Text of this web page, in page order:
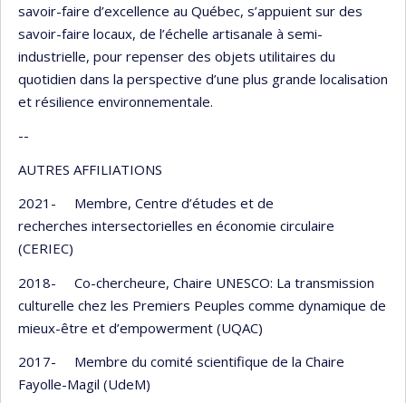
savoir-faire d’excellence au Québec, s’appuient sur des
savoir-faire locaux, de l’échelle artisanale à semi-
industrielle, pour repenser des objets utilitaires du
quotidien dans la perspective d’une plus grande localisation
et résilience environnementale.
--
AUTRES AFFILIATIONS
2021- Membre, Centre d’études et de
recherches intersectorielles en économie circulaire
(CERIEC)
2018- Co-chercheure, Chaire UNESCO: La transmission
culturelle chez les Premiers Peuples comme dynamique de
mieux-être et d’empowerment (UQAC)
2017- Membre du comité scientifique de la Chaire
Fayolle-Magil (UdeM)